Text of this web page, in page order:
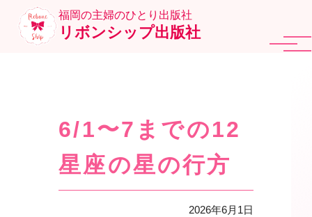
福岡の主婦のひとり出版社
リボンシップ出版社
6/1〜7までの12
星座の星の行方
2026年6月1日